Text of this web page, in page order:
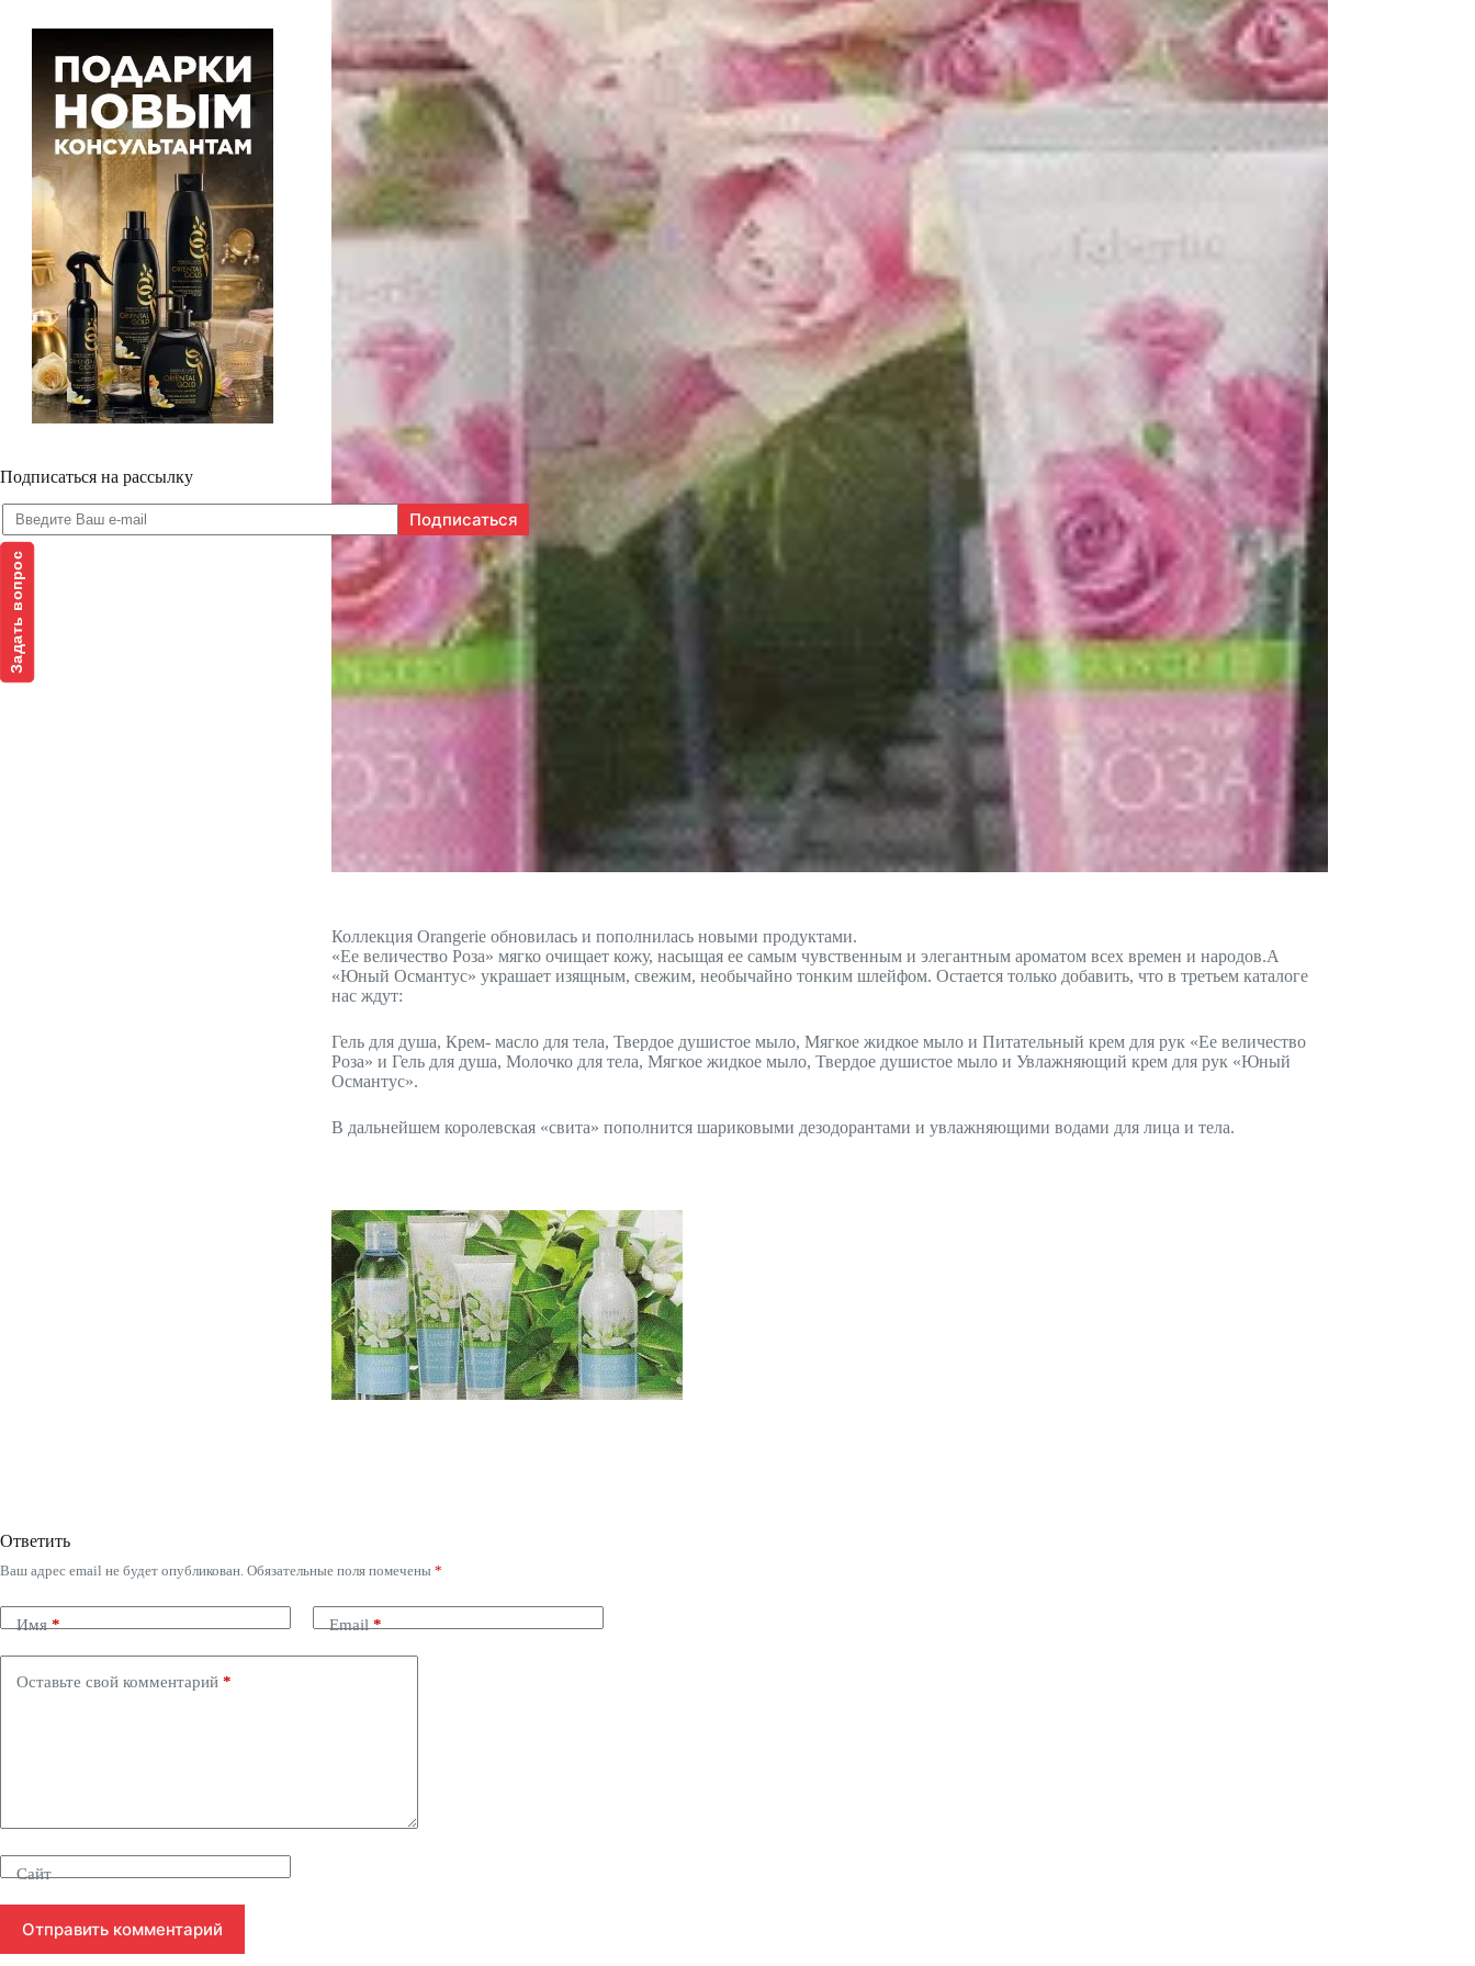
Коллекция Orangerie обновилась и пополнилась новыми продуктами.
«Ее величество Роза» мягко очищает кожу, насыщая ее самым чувственным и элегантным ароматом всех времен и народов.А
«Юный Османтус» украшает изящным, свежим, необычайно тонким шлейфом. Остается только добавить, что в третьем каталоге
нас ждут:
Гель для душа, Крем- масло для тела, Твердое душистое мыло, Мягкое жидкое мыло и Питательный крем для рук «Ее величество
Роза» и Гель для душа, Молочко для тела, Мягкое жидкое мыло, Твердое душистое мыло и Увлажняющий крем для рук «Юный
Османтус».
В дальнейшем королевская «свита» пополнится шариковыми дезодорантами и увлажняющими водами для лица и тела.
Подписаться на рассылку
Ответить
Ваш адрес email не будет опубликован. Обязательные поля помечены *
Имя* Email*
Оставьте свой комментарий *
Сайт
Отправить комментарий
Задать вопрос